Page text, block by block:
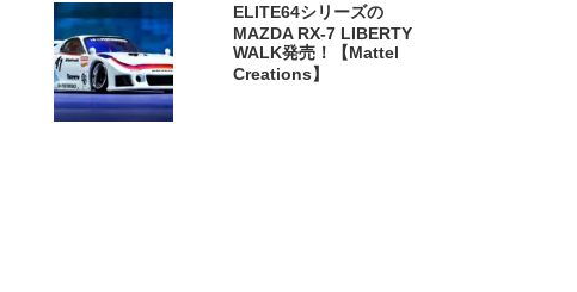
ELITE64シリーズの
MAZDA RX-7 LIBERTY
WALK発売！【Mattel
Creations】